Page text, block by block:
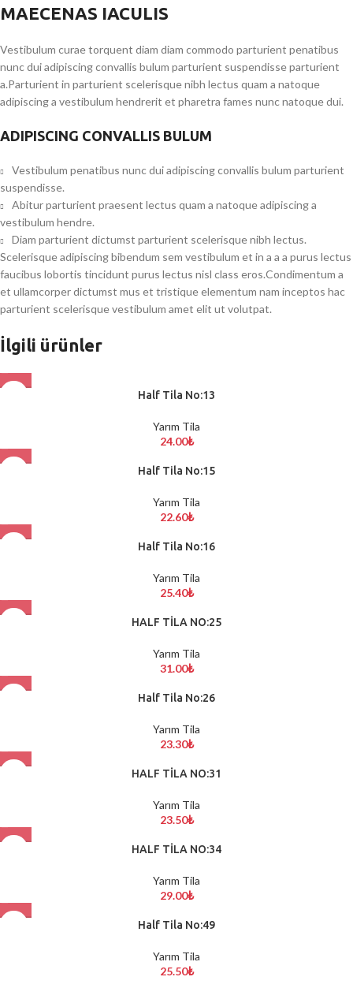
MAECENAS IACULIS
Vestibulum curae torquent diam diam commodo parturient penatibus
nunc dui adipiscing convallis bulum parturient suspendisse parturient
a.Parturient in parturient scelerisque nibh lectus quam a natoque
adipiscing a vestibulum hendrerit et pharetra fames nunc natoque dui.
ADIPISCING CONVALLIS BULUM
Vestibulum penatibus nunc dui adipiscing convallis bulum parturient
suspendisse.
Abitur parturient praesent lectus quam a natoque adipiscing a
vestibulum hendre.
Diam parturient dictumst parturient scelerisque nibh lectus.
Scelerisque adipiscing bibendum sem vestibulum et in a a a purus lectus
faucibus lobortis tincidunt purus lectus nisl class eros.Condimentum a
et ullamcorper dictumst mus et tristique elementum nam inceptos hac
parturient scelerisque vestibulum amet elit ut volutpat.
İlgili ürünler
Half Tila No:13
Yarım Tila
24.00₺
Half Tila No:15
Yarım Tila
22.60₺
Half Tila No:16
Yarım Tila
25.40₺
HALF TİLA NO:25
Yarım Tila
31.00₺
Half Tila No:26
Yarım Tila
23.30₺
HALF TİLA NO:31
Yarım Tila
23.50₺
HALF TİLA NO:34
Yarım Tila
29.00₺
Half Tila No:49
Yarım Tila
25.50₺